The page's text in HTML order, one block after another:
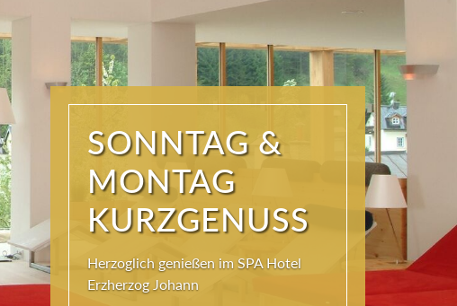
SONNTAG &
MONTAG
KURZGENUSS
Herzoglich genießen im SPA Hotel
Erzherzog Johann